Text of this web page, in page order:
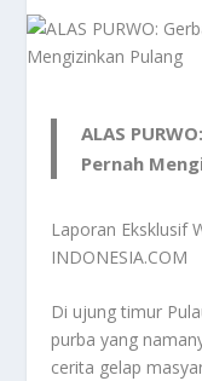
ALAS
Pernah
Laporan Eksklusif
INDONESIA.COM
Di ujung timur
purba yang
cerita gelap